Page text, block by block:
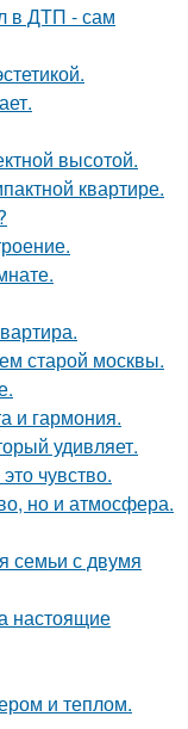
в ДТП - сам
высотой.
квартире.
старой москвы.
и гармония.
удивляет.
чувство.
но и атмосфера.
семьи с двумя
настоящие
и теплом.